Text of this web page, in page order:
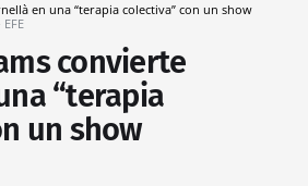
en una “terapia colectiva” con un show
convierte
“terapia
un show